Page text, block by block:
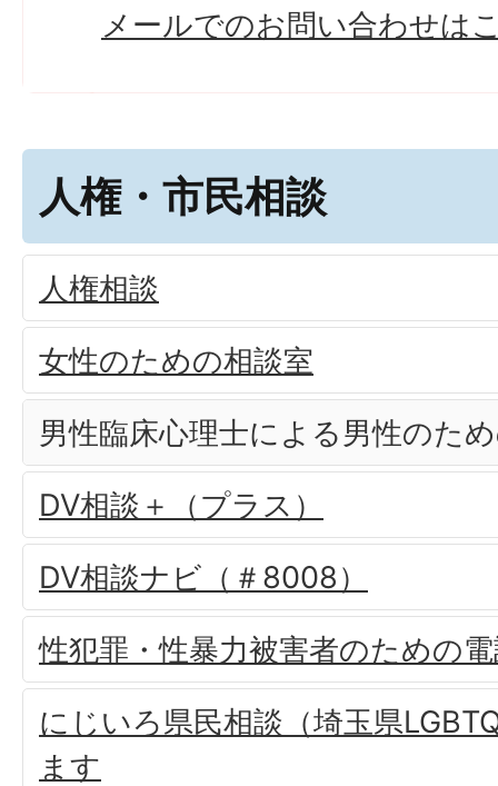
メールでのお問い合わせは
人権・市民相談
人権相談
女性のための相談室
男性臨床心理士による男性のた
DV相談＋（プラス）
DV相談ナビ（＃8008）
性犯罪・性暴力被害者のための
にじいろ県民相談（埼玉県
ます